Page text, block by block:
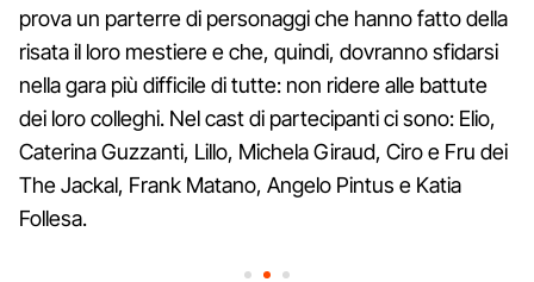
prova un parterre di personaggi che hanno fatto della
risata il loro mestiere e che, quindi, dovranno sfidarsi
nella gara più difficile di tutte: non ridere alle battute
dei loro colleghi. Nel cast di partecipanti ci sono: Elio,
Caterina Guzzanti, Lillo, Michela Giraud, Ciro e Fru dei
The Jackal, Frank Matano, Angelo Pintus e Katia
Follesa.